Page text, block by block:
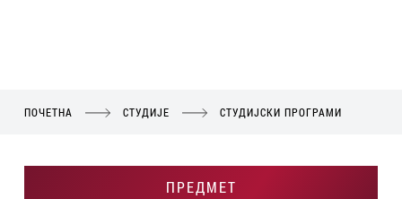
ПОЧЕТНА СТУДИЈЕ СТУДИЈСКИ ПРОГРАМИ
ПРЕДМЕТ